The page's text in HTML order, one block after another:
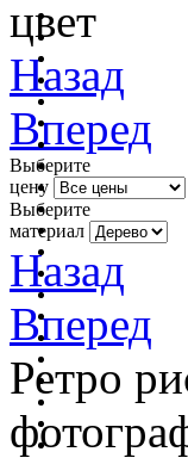
цвет
Назад
Вперед
Выберите
цену
Выберите
материал
Назад
Вперед
Ретро